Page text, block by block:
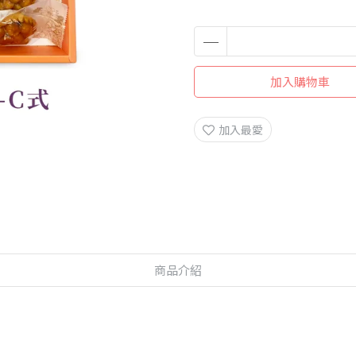
加入購物車
加入最愛
商品介紹